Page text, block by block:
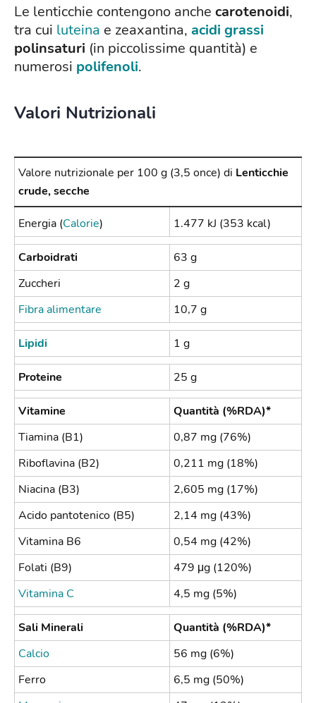
Le lenticchie contengono anche carotenoidi,
tra cui luteina e zeaxantina, acidi grassi
polinsaturi (in piccolissime quantità) e
numerosi polifenoli.
Valori Nutrizionali
Valore nutrizionale per 100 g (3,5 once) di Lenticchie
crude, secche
Energia (Calorie) 1.477 kJ (353 kcal)
Carboidrati
63 g
Zuccheri
2 g
Fibra alimentare
10,7 g
Lipidi 1 g
Proteine 25 g
Vitamine
Quantità (%RDA)*
Tiamina (B1)
0,87 mg (76%)
Riboflavina (B2)
0,211 mg (18%)
Niacina (B3)
2,605 mg (17%)
Acido pantotenico (B5)
2,14 mg (43%)
Vitamina B6
0,54 mg (42%)
Folati (B9)
479 μg (120%)
Vitamina C
4,5 mg (5%)
Sali Minerali
Quantità (%RDA)*
Calcio
56 mg (6%)
Ferro
6,5 mg (50%)